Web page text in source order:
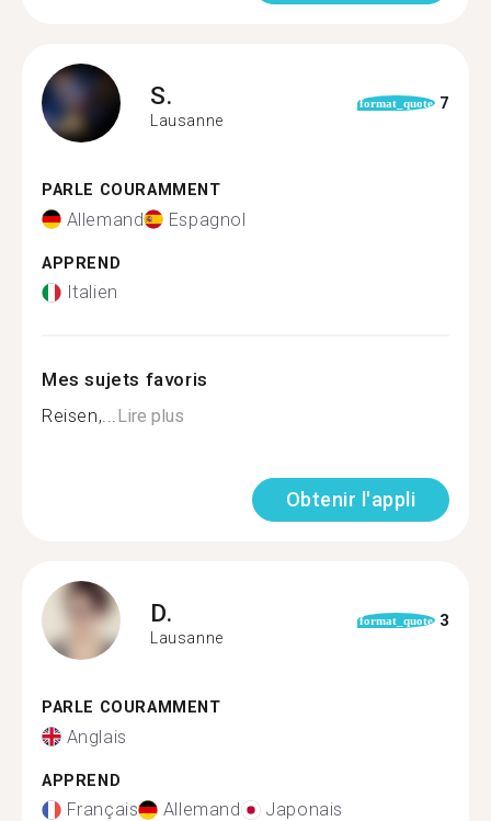
S.
Lausanne
format_quote 7
PARLE COURAMMENT
Allemand Espagnol
APPREND
Italien
Mes sujets favoris
Reisen,...Lire plus
Obtenir l'appli
D.
Lausanne
format_quote 3
PARLE COURAMMENT
Anglais
APPREND
Français Allemand Japonais